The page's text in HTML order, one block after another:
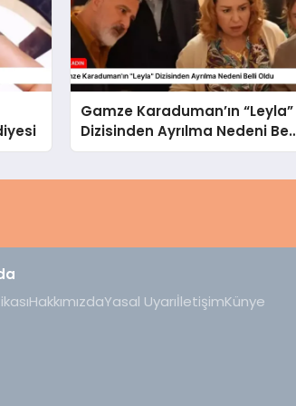
Gamze Karaduman’ın “Leyla”
Dizisinden Ayrılma Nedeni
Oldu
HakkımızdaYasal UyarıİletişimKünye